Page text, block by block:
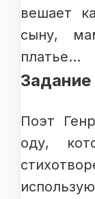
вешает
сыну,
платье…
Задание
Поэт
оду,